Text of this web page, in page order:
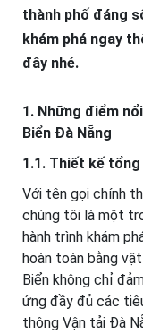
thành phố đáng
khám phá ngay
đây nhé.
1. Những điểm
Biển Đà Nẵng
1.1. Thiết kế
Với tên gọi chính
chúng tôi là một
hành trình khám
hoàn toàn bằng
Biển không chỉ
ứng đầy đủ các
thông Vận tải Đà